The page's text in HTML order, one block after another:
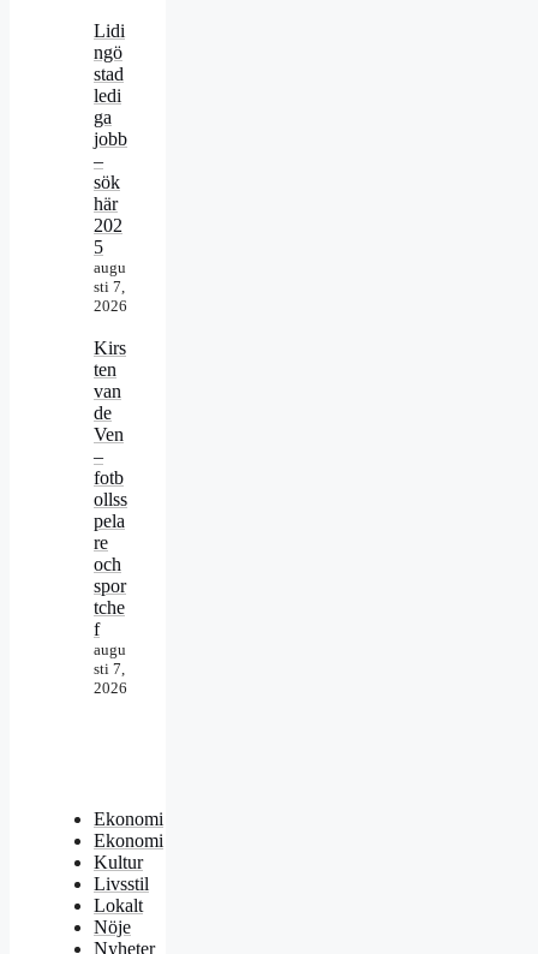
Lidi
ngö
stad
ledi
ga
jobb
–
sök
här
202
5
augu
sti 7,
2026
Kirs
ten
van
de
Ven
–
fotb
ollss
pela
re
och
spor
tche
f
augu
sti 7,
2026
Ekonomi
Ekonomi
Kultur
Livsstil
Lokalt
Nöje
Nyheter